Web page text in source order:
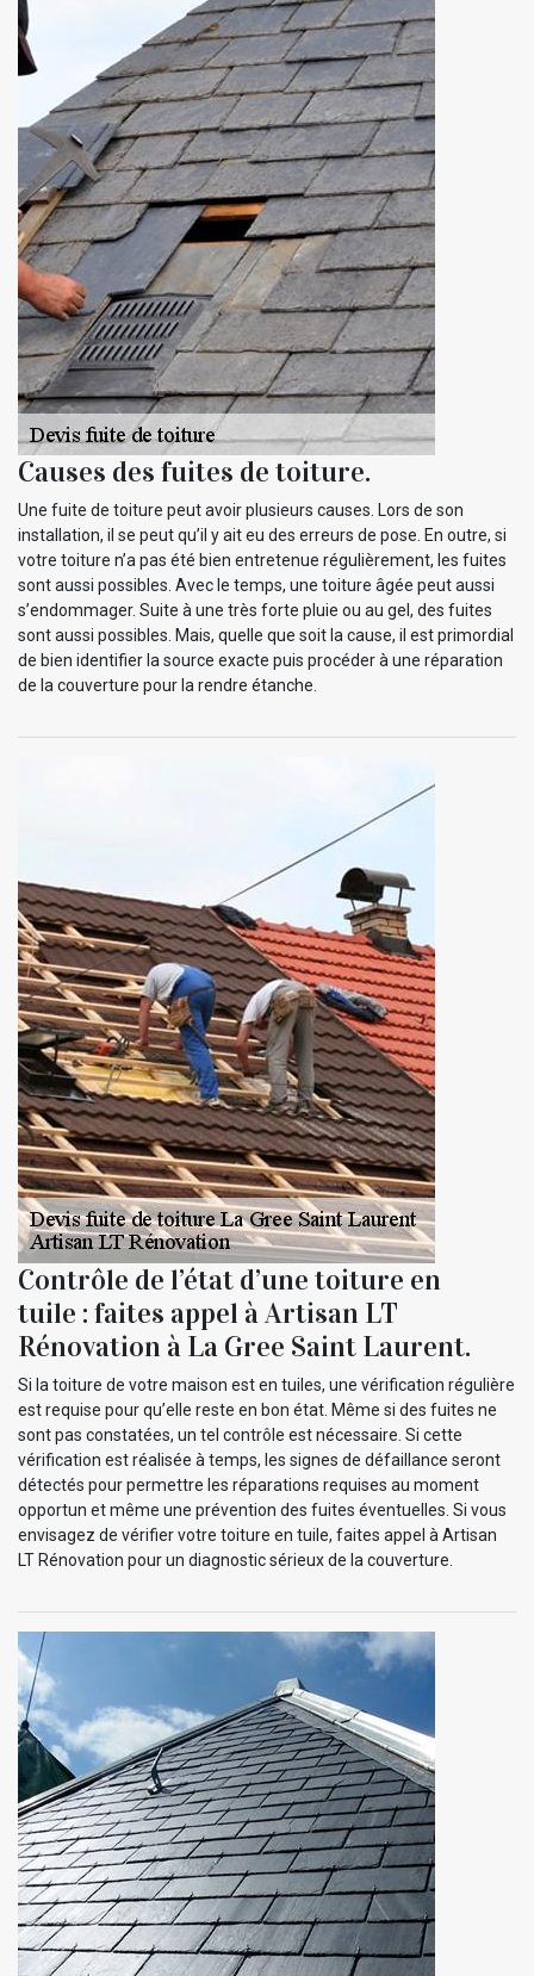
Causes des fuites de toiture.
Une fuite de toiture peut avoir plusieurs causes. Lors de son
installation, il se peut qu’il y ait eu des erreurs de pose. En outre, si
votre toiture n’a pas été bien entretenue régulièrement, les fuites
sont aussi possibles. Avec le temps, une toiture âgée peut aussi
s’endommager. Suite à une très forte pluie ou au gel, des fuites
sont aussi possibles. Mais, quelle que soit la cause, il est primordial
de bien identifier la source exacte puis procéder à une réparation
de la couverture pour la rendre étanche.
Contrôle de l’état d’une toiture en
tuile : faites appel à Artisan LT
Rénovation à La Gree Saint Laurent.
Si la toiture de votre maison est en tuiles, une vérification régulière
est requise pour qu’elle reste en bon état. Même si des fuites ne
sont pas constatées, un tel contrôle est nécessaire. Si cette
vérification est réalisée à temps, les signes de défaillance seront
détectés pour permettre les réparations requises au moment
opportun et même une prévention des fuites éventuelles. Si vous
envisagez de vérifier votre toiture en tuile, faites appel à Artisan
LT Rénovation pour un diagnostic sérieux de la couverture.